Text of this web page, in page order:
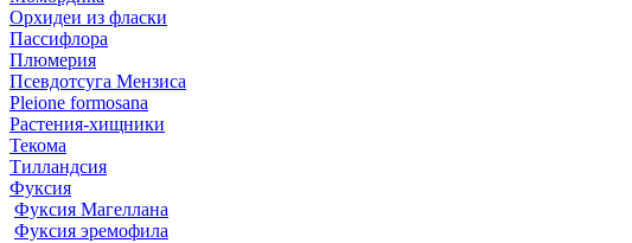
Орхидеи из фласки
Пассифлора
Плюмерия
Псевдотсуга Мензиса
Pleione formosana
Растения-хищники
Текома
Тилландсия
Фуксия
Фуксия Магеллана
Фуксия эремофила